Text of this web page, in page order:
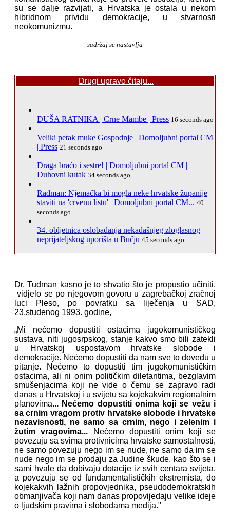
su se dalje razvijati, a Hrvatska je ostala u nekom
hibridnom prividu demokracije, u stvarnosti
neokomunizmu.
- sadržaj se nastavlja -
Drugi upravo čitaju...
DUŠA RATNIKA | Crne Mambe | Press 16 seconds ago
Veliki petak muke Gospodnje | Domoljubni portal CM
| Press 21 seconds ago
Draga braćo i sestre! | Domoljubni portal CM |
Duhovni kutak 34 seconds ago
Radman: Njemačka bi mogla neke hrvatske županije
staviti na 'crvenu listu' | Domoljubni portal CM... 40
seconds ago
34. obljetnica oslobađanja nekadašnjeg zloglasnog
neprijateljskog uporišta u Bučju 45 seconds ago
Dr. Tuđman kasno je to shvatio što je propustio učiniti,
vidjelo se po njegovom govoru u zagrebačkoj zračnoj
luci Pleso, po povratku sa liječenja u SAD,
23.studenog 1993. godine,
„Mi nećemo dopustiti ostacima jugokomunističkog
sustava, niti jugosrpskog, stanje kakvo smo bili zatekli
u Hrvatskoj uspostavom hrvatske slobode i
demokracije. Nećemo dopustiti da nam sve to dovedu u
pitanje. Nećemo to dopustiti tim jugokomunističkim
ostacima, ali ni onim političkim diletantima, bezglavim
smušenjacima koji ne vide o čemu se zapravo radi
danas u Hrvatskoj i u svijetu sa kojekakvim regionalnim
planovima... Nećemo dopustiti onima koji se vežu i
sa crnim vragom protiv hrvatske slobode i hrvatske
nezavisnosti, ne samo sa crnim, nego i zelenim i
žutim vragovima... Nećemo dopustiti onim koji se
povezuju sa svima protivnicima hrvatske samostalnosti,
ne samo povezuju nego im se nude, ne samo da im se
nude nego im se prodaju za Judine škude, kao što se i
sami hvale da dobivaju dotacije iz svih centara svijeta,
a povezuju se od fundamentalističkih ekstremista, do
kojekakvih lažnih propovjednika, pseudodemokratskih
obmanjivača koji nam danas propovijedaju velike ideje
o ljudskim pravima i slobodama medija."